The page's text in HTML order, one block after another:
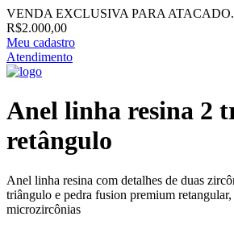
VENDA EXCLUSIVA PARA
R$2.000,00
Meu cadastro
Atendimento
Anel linha resina 2
retângulo
Anel linha resina com detalhes de duas
triângulo e pedra fusion premium
microzircônias